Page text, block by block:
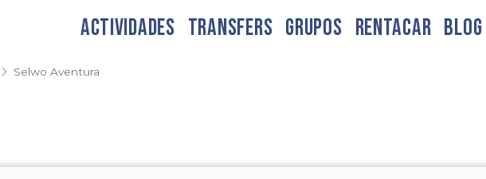
ACTIVIDADES TRANSFERS GRUPOS RENTACAR BLOG
Selwo Aventura